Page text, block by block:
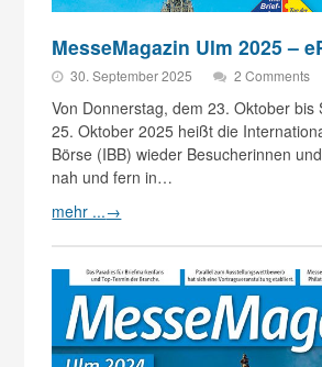
MesseMagazin Ulm 2025 –
30. September 2025 2 Comments
Von Donnerstag, dem 23. Oktober bis
25. Oktober 2025 heißt die
Börse (IBB) wieder Besucherinnen
nah und fern in…
mehr ...→